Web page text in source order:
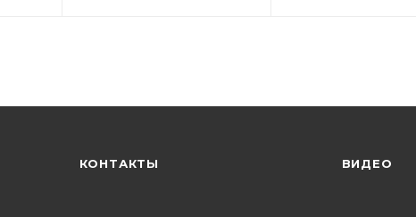
КОНТАКТЫ ВИДЕО